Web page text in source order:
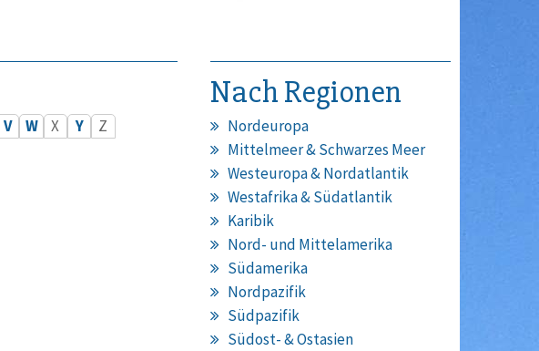
V W X Y Z
Nach Regionen
Nordeuropa
Mittelmeer & Schwarzes Meer
Westeuropa & Nordatlantik
Westafrika & Südatlantik
Karibik
Nord- und Mittelamerika
Südamerika
Nordpazifik
Südpazifik
Südost- & Ostasien